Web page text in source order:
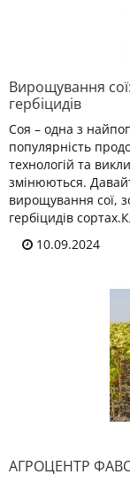
Вирощування
гербіцидів
Соя – одна з
популярність
технологій та
змінюються.
вирощування сої,
гербіцидів
10.09.2024
АГРОЦЕНТР